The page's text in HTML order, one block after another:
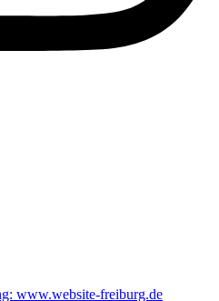
www.website-freiburg.de